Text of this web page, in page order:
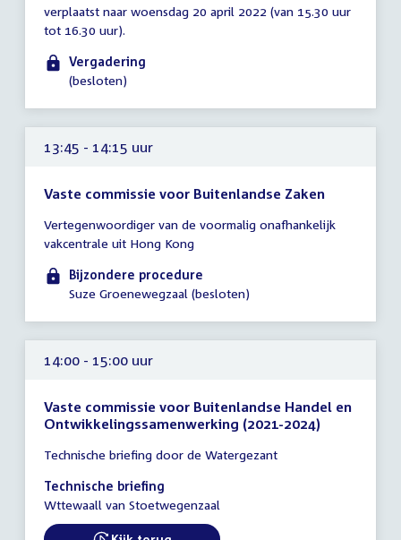
13:30
-
14:30
uur
verplaatst naar woensdag 20 april 2022 (van 15.30 uur
tot 16.30 uur).
Vergadering
(besloten)
13:45 - 14:15 uur
Vaste commissie voor Buitenlandse Zaken
vergadering
13:45
14:15
Vertegenwoordiger van de voormalig onafhankelijk
vakcentrale uit Hong Kong
Bijzondere procedure
Suze Groenewegzaal (besloten)
14:00 - 15:00 uur
Vaste commissie voor Buitenlandse Handel en
Ontwikkelingssamenwerking (2021-2024)
vergadering
14:00
-
uur
Technische briefing door de Watergezant
Technische briefing
Wttewaall van Stoetwegenzaal